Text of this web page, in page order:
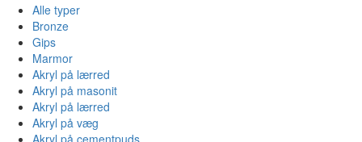
Alle typer
Bronze
Gips
Marmor
Akryl på lærred
Akryl på masonit
Akryl på lærred
Akryl på væg
Akryl på cementpuds